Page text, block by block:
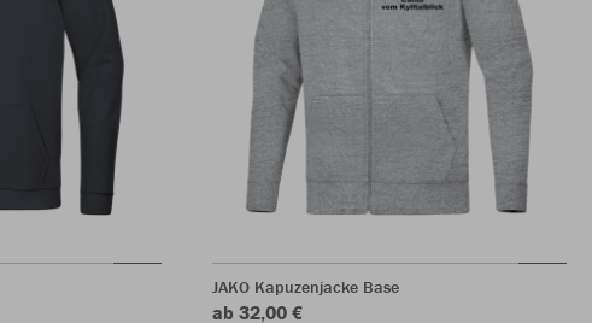
JAKO Kapuzenjacke Base
ab 32,00 €